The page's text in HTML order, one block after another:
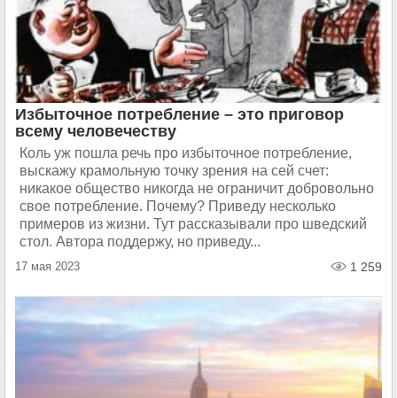
Избыточное потребление – это приговор
всему человечеству
Коль уж пошла речь про избыточное потребление,
выскажу крамольную точку зрения на сей счет:
никакое общество никогда не ограничит добровольно
свое потребление. Почему? Приведу несколько
примеров из жизни. Тут рассказывали про шведский
стол. Автора поддержу, но приведу...
17 мая 2023 1 259